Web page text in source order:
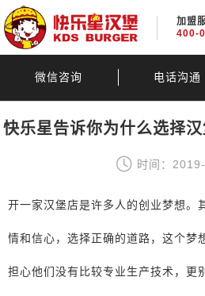
加盟
400-
微信咨询 电话沟通
快乐星告诉你为什么选择汉
时间：
开一家汉堡店是许多人的创业梦想。
情和信心，选择正确的道路，这个梦
担心他们没有比较专业生产技术，更